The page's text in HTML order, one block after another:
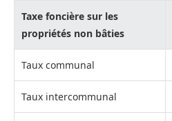
Taxe foncière sur les
propriétés non bâties
Taux communal
Taux intercommunal